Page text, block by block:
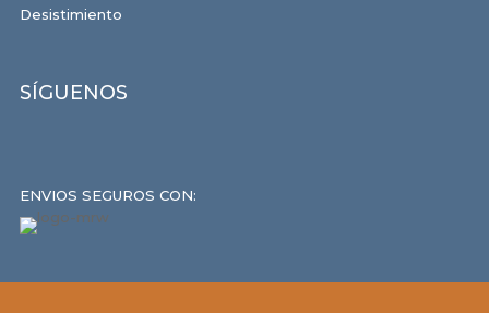
Desistimiento
SÍGUENOS
ENVIOS SEGUROS CON: